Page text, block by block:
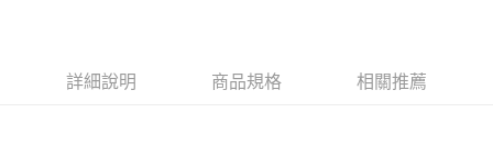
詳細說明 商品規格 相關推薦